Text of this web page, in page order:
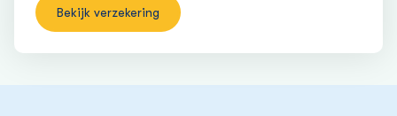
Bekijk verzekering